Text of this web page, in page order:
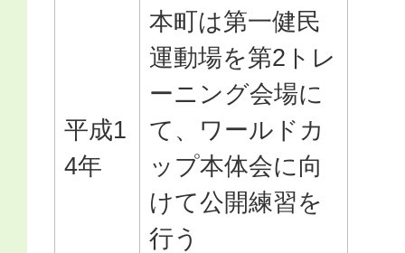
平成1
4年
本町は第一健民
運動場を第2トレ
ーニング会場に
て、ワールドカ
ップ本体会に向
けて公開練習を
行う